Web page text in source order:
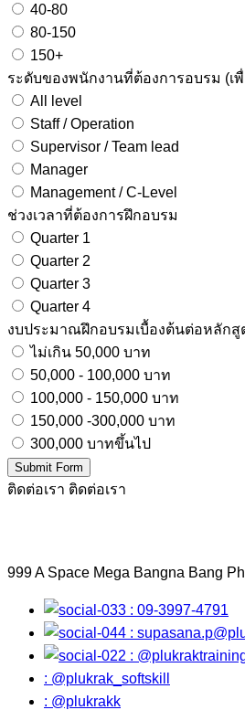
40-80
80-150
150+
ระดับของพนักงานที่ต้องการอบรม (
All level
Staff / Operation
Supervisor / Team lead
Manager
Management / C-Level
ช่วงเวลาที่ต้องการฝึกอบรม
Quarter 1
Quarter 2
Quarter 3
Quarter 4
งบประมาณฝึกอบรมเบื้องต้นต่อหลักสู
ไม่เกิน 50,000 บาท
50,000 - 100,000 บาท
100,000 - 150,000 บาท
150,000 -300,000 บาท
300,000 บาทขึ้นไป
Submit Form
ติดต่อเรา ติดต่อเรา
999 A Space Mega Bangna Bang
: 09-3997-4791
:
:
: @plukrak_softskill
: @plukrakk